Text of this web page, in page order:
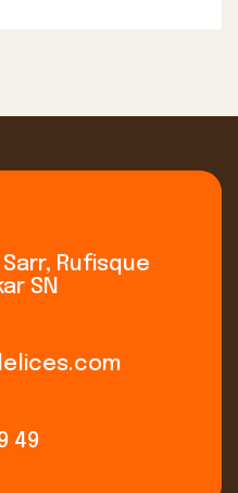
Rufisque
SN
49